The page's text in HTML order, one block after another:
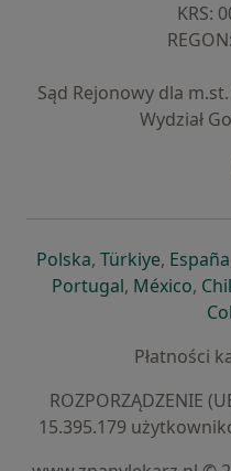
KRS:
Sąd Rejonowy dla
Wydział
Polskaotwiera się w
, Türkiyeotwiera
, España
Portugalotwiera się
, México,
Płatności
ROZPORZĄDZENIE
15.395.179